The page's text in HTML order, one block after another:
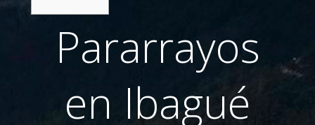
Pararrayos
en Ibagué